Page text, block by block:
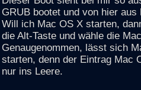
GRUB bootet und von hier aus
Will ich Mac OS X starten,
die Alt-Taste und wähle die
Genaugenommen, lässt sich
starten, denn der Eintrag Mac
nur ins Leere.